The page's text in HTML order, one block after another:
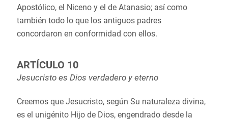
Apostólico, el Niceno y el de Atanasio; así como
también todo lo que los antiguos padres
concordaron en conformidad con ellos.
ARTÍCULO 10
Jesucristo es Dios verdadero y eterno
Creemos que Jesucristo, según Su naturaleza divina,
es el unigénito Hijo de Dios, engendrado desde la